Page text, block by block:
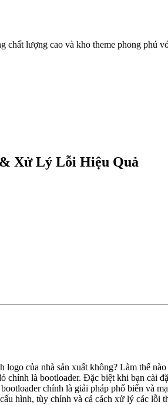
lượng cao và kho theme phong phú
Xử Lý Lỗi Hiệu Quả
của nhà sản xuất không? Làm thế
là bootloader. Đặc biệt khi bạn cài
chính là giải pháp phổ biến và
hình, tùy chỉnh và cả cách xử lý các lỗi